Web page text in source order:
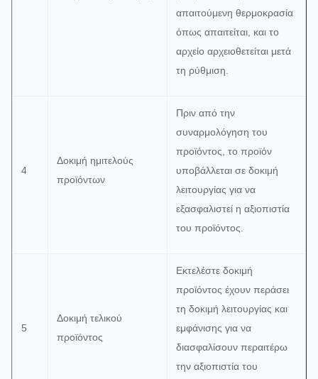
παραγγελίας.η
λειτουργία
ελέγχου δοκιμής
είναι κανονική.
απαιτούμενη θερμοκρασία
όπως απαιτείται, και το
αρχείο αρχειοθετείται μετά
τη ρύθμιση.
4
Δοκιμή ημιτελούς
προϊόντων
Πριν από την
συναρμολόγηση του
προϊόντος, το προϊόν
υποβάλλεται σε δοκιμή
λειτουργίας για να
εξασφαλιστεί η αξιοπιστία
του προϊόντος.
5
Δοκιμή τελικού
προϊόντος
Εκτελέστε δοκιμή
προϊόντος έχουν περάσει
τη δοκιμή λειτουργίας και
εμφάνισης για να
διασφαλίσουν περαιτέρω
την αξιοπιστία του